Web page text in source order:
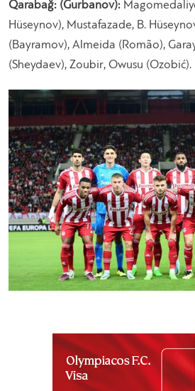
Qarabağ: (Gurbanov):
Hüseynov), Mustafazade, B.
(Bayramov), Almeida (Romão),
(Sheydaev), Zoubir, Owusu (Ozobić).